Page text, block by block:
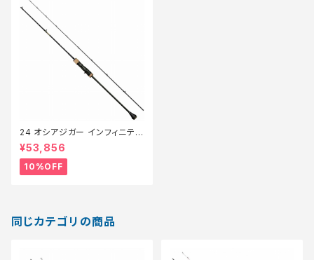
24 オシアジガー インフィニティ
モーティブ B610-5【継続セール
_ロッド】【10】
¥53,856
10%OFF
同じカテゴリの商品